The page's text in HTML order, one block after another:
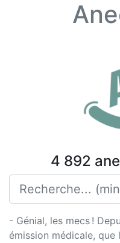
4 892
- Génial, les mecs !
émission médicale,